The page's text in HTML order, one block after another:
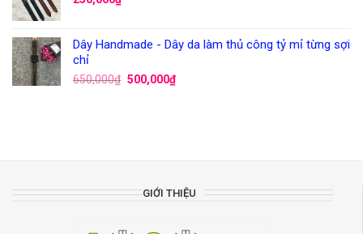
Dây Handmade - Dây da làm thủ công tỷ mỉ từng sợi
chỉ
650,000₫ 500,000₫
GIỚI THIỆU